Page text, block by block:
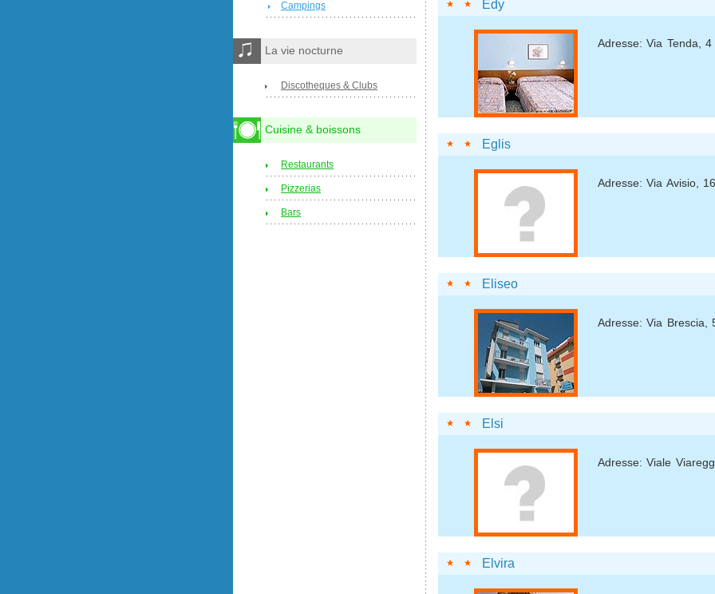
Edy
Adresse: Via Tenda, 4
Eglis
Adresse: Via Avisio,
Eliseo
Adresse: Via Brescia,
Elsi
Adresse: Viale
Elvira
Campings
La vie nocturne
Discotheques & Clubs
Cuisine & boissons
Restaurants
Pizzerias
Bars